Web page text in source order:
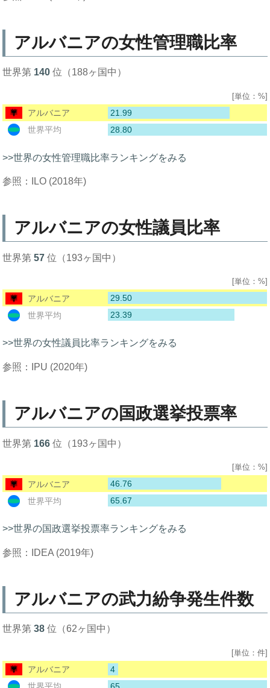
アルバニアの女性管理職比率
世界第 140 位（188ヶ国中）
[単位：%]
アルバニア
21.99
世界平均
28.80
>>世界の女性管理職比率ランキングをみる
参照：ILO (2018年)
アルバニアの女性議員比率
世界第57 位（193ヶ国中）
[単位：%]
アルバニア
29.50
世界平均
23.39
>>世界の女性議員比率ランキングをみる
参照：IPU (2020年)
アルバニアの国政選挙投票率
世界第 166 位（193ヶ国中）
[単位：%]
アルバニア
46.76
世界平均
65.67
>>世界の国政選挙投票率ランキングをみる
参照：IDEA (2019年)
アルバニアの武力紛争発生件数
世界第38 位（62ヶ国中）
[単位：件]
アルバニア
4